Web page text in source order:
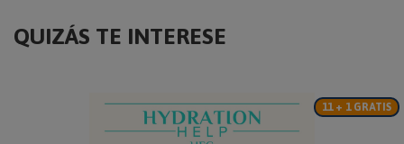
QUIZÁS TE INTERESE
11 + 1 GRATIS